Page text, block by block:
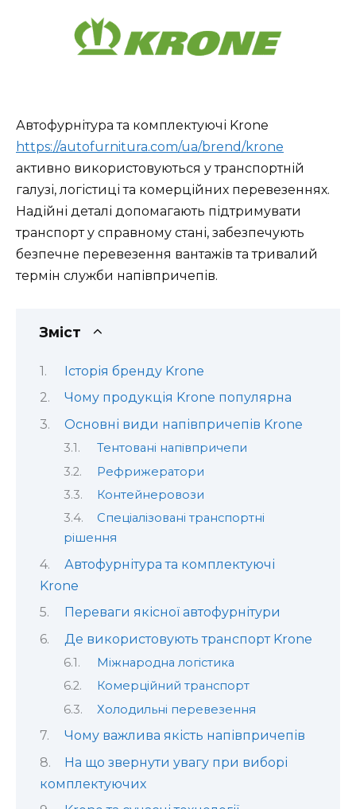
Автофурнітура та комплектуючі Krone
https://autofurnitura.com/ua/brend/krone
активно використовуються у транспортній
галузі, логістиці та комерційних перевезеннях.
Надійні деталі допомагають підтримувати
транспорт у справному стані, забезпечують
безпечне перевезення вантажів та тривалий
термін служби напівпричепів.
Зміст
Історія бренду Krone
Чому продукція Krone популярна
Основні види напівпричепів Krone
Тентовані напівпричепи
Рефрижератори
Контейнеровози
Спеціалізовані транспортні
рішення
Автофурнітура та комплектуючі
Krone
Переваги якісної автофурнітури
Де використовують транспорт Krone
Міжнародна логістика
Комерційний транспорт
Холодильні перевезення
Чому важлива якість напівпричепів
На що звернути увагу при виборі
комплектуючих